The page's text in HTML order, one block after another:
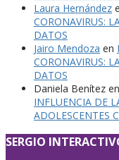
Laura Hernández
CORONAVIRUS:
DATOS
Jairo Mendoza en
CORONAVIRUS:
DATOS
Daniela Benítez en
INFLUENCIA DE
ADOLESCENTES
SERGIO